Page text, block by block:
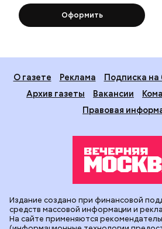
Оформить
О газете Реклама
Подписка
Архив газеты
Вакансии
Правовая
Издание создано при финансовой
средств массовой информации и
На сайте применяются